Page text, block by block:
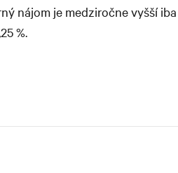
nájom je medziročne vyšší
%.